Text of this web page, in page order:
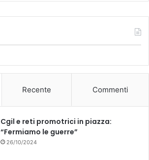
Recente Commenti
Cgil e reti promotrici in piazza:
“Fermiamo le guerre”
26/10/2024